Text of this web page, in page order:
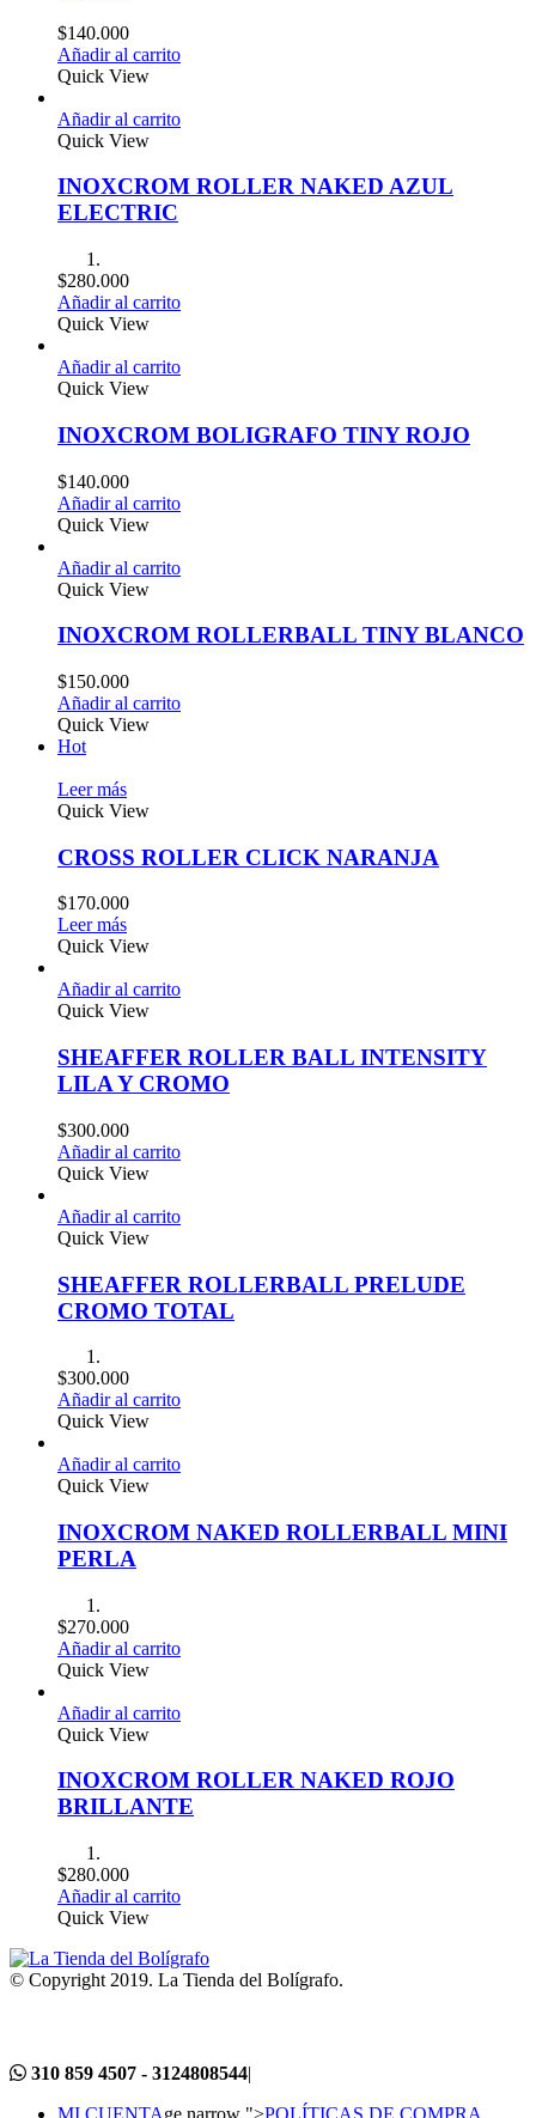
$140.000
Añadir al carrito
Quick View
Añadir al carrito
Quick View
INOXCROM ROLLER NAKED AZUL
ELECTRIC
$280.000
Añadir al carrito
Quick View
Añadir al carrito
Quick View
INOXCROM BOLIGRAFO TINY ROJO
$140.000
Añadir al carrito
Quick View
Añadir al carrito
Quick View
INOXCROM ROLLERBALL TINY BLANCO
$150.000
Añadir al carrito
Quick View
Hot
Leer más
Quick View
CROSS ROLLER CLICK NARANJA
$170.000
Leer más
Quick View
Añadir al carrito
Quick View
SHEAFFER ROLLER BALL INTENSITY
LILA Y CROMO
$300.000
Añadir al carrito
Quick View
Añadir al carrito
Quick View
SHEAFFER ROLLERBALL PRELUDE
CROMO TOTAL
$300.000
Añadir al carrito
Quick View
Añadir al carrito
Quick View
INOXCROM NAKED ROLLERBALL MINI
PERLA
$270.000
Añadir al carrito
Quick View
Añadir al carrito
Quick View
INOXCROM ROLLER NAKED ROJO
BRILLANTE
$280.000
Añadir al carrito
Quick View
© Copyright 2019. La Tienda del Bolígrafo.
310 859 4507 - 3124808544|
MI CUENTAge narrow ">POLÍTICAS DE COMPRA